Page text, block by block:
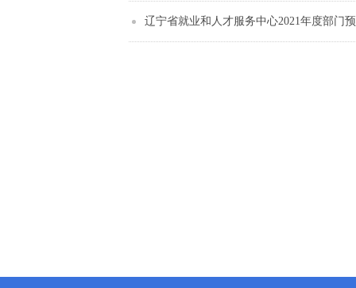
辽宁省就业和人才服务中心2021年度部门